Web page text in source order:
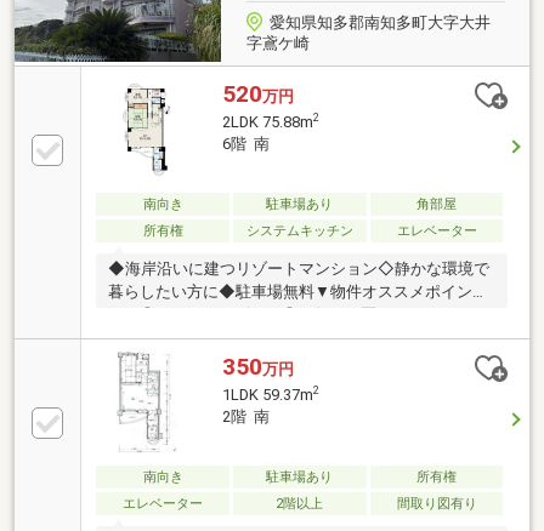
愛知県知多郡南知多町大字大井
字鳶ケ崎
520万円
2LDK 75.88m2
6階 南
南向き 駐車場あり
角部屋
所有権
システムキッチン エレベーター
◆海岸沿いに建つリゾートマンション◇静かな環境で
暮らしたい方に◆駐車場無料▼物件オススメポイン
ムあり▼周辺環境◎みさき小学校まで３．８ｋｍ◎南
知多中学校まで１３．３ｋｍ〓〓〓〓〓お気軽にお問
合せください〓〓〓〓〓「他の物件もまとめてみた
い」にもご対応いたします！◇提携金融機関も多数ご
ざいます◇住宅ローン相談もお気軽にどうぞ！◇リフ
ォーム相談◇注文住宅建築相談 等々住まいに関す
ることは何でもご相談ください！！
350万円
1LDK 59.37m2
2階 南
南向き 駐車場あり
所有権
エレベーター
2階以上 間取り図有り